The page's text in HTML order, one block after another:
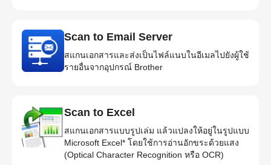
Scan to Email Server
สแกนเอกสารและส่งเป็นไฟล์แนบในอีเมลไปยังผู้ใช้
รายอื่นจากอุปกรณ์ Brother
Scan to Excel
สแกนเอกสารแบบรูปเล่ม แล้วแปลงให้อยู่ในรูปแบบ
Microsoft Excel* โดยใช้การอ่านอักขระด้วยแสง
(Optical Character Recognition หรือ OCR)